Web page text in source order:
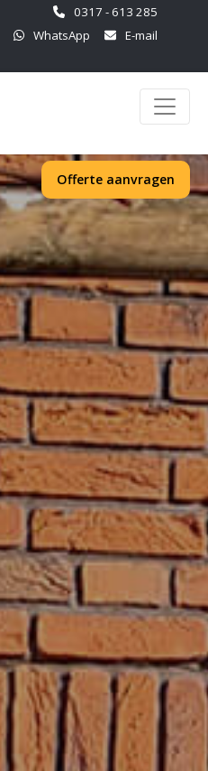
0317 - 613 285
WhatsApp
E-mail
Offerte aanvragen